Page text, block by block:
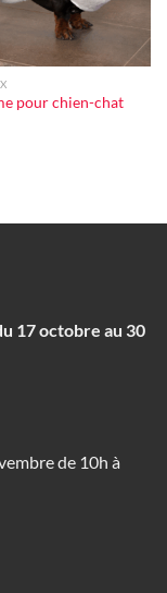
pour chien-chat
17 octobre au 30
de 10h à